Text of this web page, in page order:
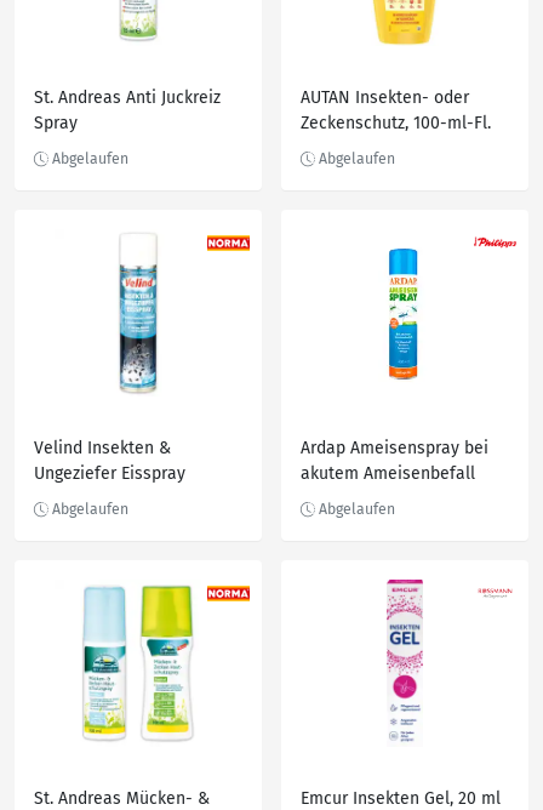
St. Andreas Anti Juckreiz
Spray
AUTAN Insekten- oder
Zeckenschutz, 100-ml-Fl.
Velind Insekten &
Ungeziefer Eisspray
Ardap Ameisenspray bei
akutem Ameisenbefall
St. Andreas Mücken- &
Emcur Insekten Gel, 20 ml